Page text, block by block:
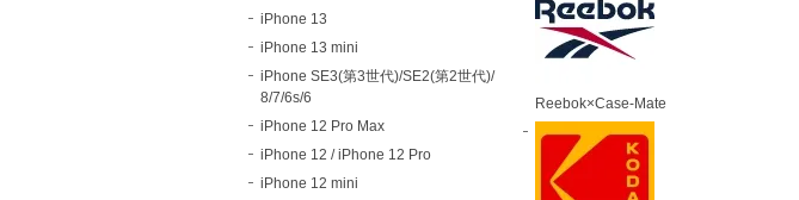
iPhone 13
iPhone 13 mini
iPhone SE3(第3世代)/SE2(第2世代)/
8/7/6s/6
iPhone 12 Pro Max
iPhone 12 / iPhone 12 Pro
iPhone 12 mini
Reebok×Case-Mate